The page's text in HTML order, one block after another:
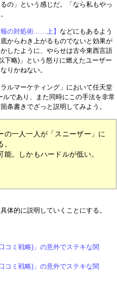
の」という感じだ。「なら私もやっ
報の対処術……上】 などにもあるよう
からわき上がるものでないと効果が
したように、やらせは古今東西言語
下略)」という怒りに燃えたユーザー
りかねない。
ルマーケティング」において任天堂
であり、また同時にこの手法を非常
条書きでざっと説明してみよう。
の一人一人が「スニーザー」に
。しかもハードルが低い。
体的に説明していくことにする。
コミ戦略)」の意外でステキな関
コミ戦略)」の意外でステキな関